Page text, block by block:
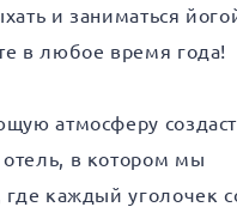
и заниматься
в любое время года!
атмосферу создаст
в котором мы
где каждый уголочек